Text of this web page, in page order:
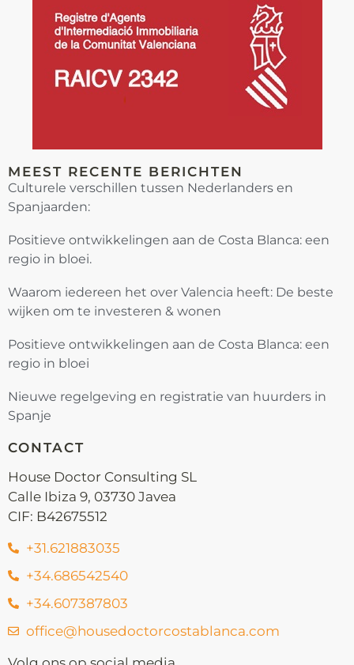
MEEST RECENTE BERICHTEN
Culturele verschillen tussen Nederlanders en
Spanjaarden:
Positieve ontwikkelingen aan de Costa Blanca: een
regio in bloei.
Waarom iedereen het over Valencia heeft: De beste
wijken om te investeren & wonen
Positieve ontwikkelingen aan de Costa Blanca: een
regio in bloei
Nieuwe regelgeving en registratie van huurders in
Spanje
CONTACT
House Doctor Consulting SL
Calle Ibiza 9, 03730 Javea
CIF: B42675512
+31.621883035
+34.686542540
+34.607387803
office@housedoctorcostablanca.com